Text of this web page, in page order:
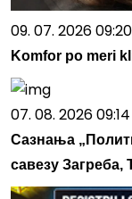
09. 07. 2026 09:20
Komfor po meri
07. 08. 2026 09:14
Сазнања
савезу